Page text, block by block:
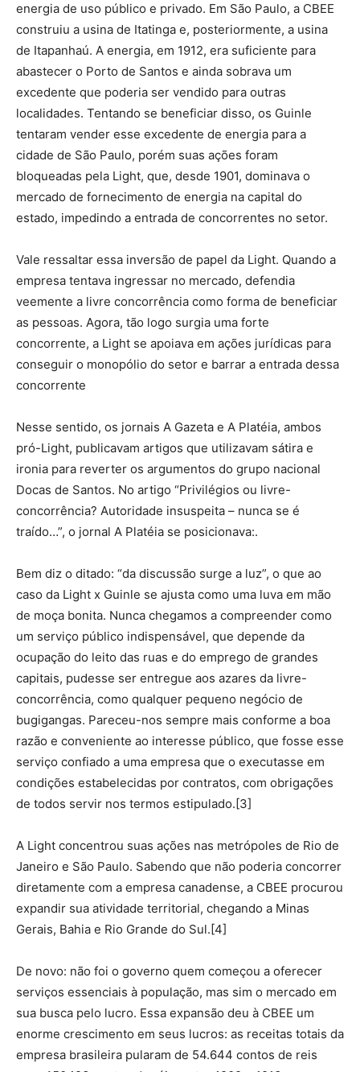
energia de uso público e privado. Em São Paulo, a CBEE
construiu a usina de Itatinga e, posteriormente, a usina
de Itapanhaú. A energia, em 1912, era suficiente para
abastecer o Porto de Santos e ainda sobrava um
excedente que poderia ser vendido para outras
localidades. Tentando se beneficiar disso, os Guinle
tentaram vender esse excedente de energia para a
cidade de São Paulo, porém suas ações foram
bloqueadas pela Light, que, desde 1901, dominava o
mercado de fornecimento de energia na capital do
estado, impedindo a entrada de concorrentes no setor.
Vale ressaltar essa inversão de papel da Light. Quando a
empresa tentava ingressar no mercado, defendia
veemente a livre concorrência como forma de beneficiar
as pessoas. Agora, tão logo surgia uma forte
concorrente, a Light se apoiava em ações jurídicas para
conseguir o monopólio do setor e barrar a entrada dessa
concorrente
Nesse sentido, os jornais A Gazeta e A Platéia, ambos
pró-Light, publicavam artigos que utilizavam sátira e
ironia para reverter os argumentos do grupo nacional
Docas de Santos. No artigo “Privilégios ou livre-
concorrência? Autoridade insuspeita – nunca se é
traído…”, o jornal A Platéia se posicionava:.
Bem diz o ditado: “da discussão surge a luz”, o que ao
caso da Light x Guinle se ajusta como uma luva em mão
de moça bonita. Nunca chegamos a compreender como
um serviço público indispensável, que depende da
ocupação do leito das ruas e do emprego de grandes
capitais, pudesse ser entregue aos azares da livre-
concorrência, como qualquer pequeno negócio de
bugigangas. Pareceu-nos sempre mais conforme a boa
razão e conveniente ao interesse público, que fosse esse
serviço confiado a uma empresa que o executasse em
condições estabelecidas por contratos, com obrigações
de todos servir nos termos estipulado.[3]
A Light concentrou suas ações nas metrópoles de Rio de
Janeiro e São Paulo. Sabendo que não poderia concorrer
diretamente com a empresa canadense, a CBEE procurou
expandir sua atividade territorial, chegando a Minas
Gerais, Bahia e Rio Grande do Sul.[4]
De novo: não foi o governo quem começou a oferecer
serviços essenciais à população, mas sim o mercado em
sua busca pelo lucro. Essa expansão deu à CBEE um
enorme crescimento em seus lucros: as receitas totais da
empresa brasileira pularam de 54.644 contos de reis